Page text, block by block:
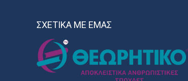
ΣΧΕΤΙΚΑ ΜΕ ΕΜΑΣ